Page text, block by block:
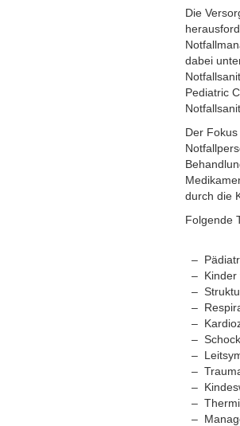
Die
dabei
Pediatric
Der
durch die
Folgende
Kinder
Schock